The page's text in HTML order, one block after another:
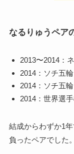
なるりゅうペア
2013〜2014：
2014：ソチ五
2014：ソチ五
2014：世界選
結成からわずか1
負ったペアでした。